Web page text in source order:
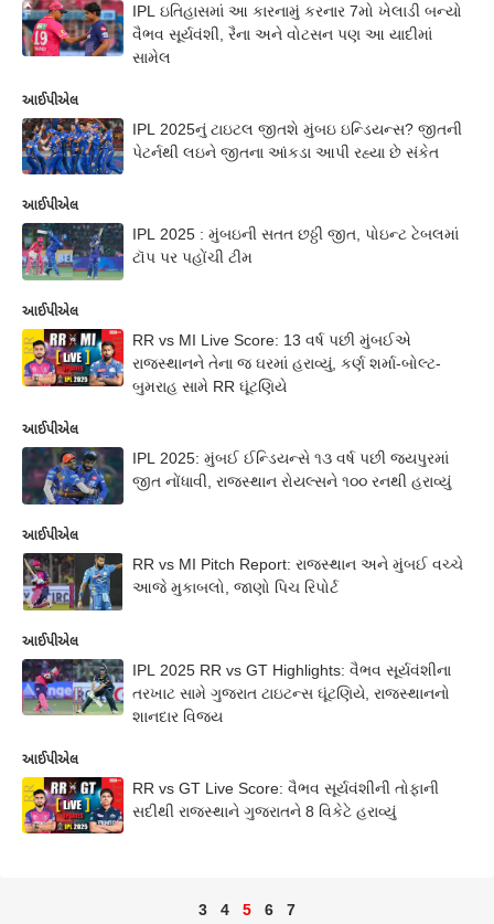
IPL ઇતિહાસમાં આ કારનામું કરનાર 7મો ખેલાડી બન્યો
વૈભવ સૂર્યવંશી, રૈના અને વોટસન પણ આ યાદીમાં
સામેલ
આઈપીએલ
IPL 2025નું ટાઇટલ જીતશે મુંબઇ ઇન્ડિયન્સ? જીતની
પેટર્નથી લઇને જીતના આંકડા આપી રહ્યા છે સંકેત
આઈપીએલ
IPL 2025 : મુંબઇની સતત છઠ્ઠી જીત, પોઇન્ટ ટેબલમાં
ટૉપ પર પહોંચી ટીમ
આઈપીએલ
RR vs MI Live Score: 13 વર્ષ પછી મુંબઈએ
રાજસ્થાનને તેના જ ઘરમાં હરાવ્યું, કર્ણ શર્મા-બોલ્ટ-
બુમરાહ સામે RR ઘૂંટણિયે
આઈપીએલ
IPL 2025: મુંબઈ ઈન્ડિયન્સે ૧૩ વર્ષ પછી જયપુરમાં
જીત નોંધાવી, રાજસ્થાન રોયલ્સને ૧૦૦ રનથી હરાવ્યું
આઈપીએલ
RR vs MI Pitch Report: રાજસ્થાન અને મુંબઈ વચ્ચે
આજે મુકાબલો, જાણો પિચ રિપોર્ટ
આઈપીએલ
IPL 2025 RR vs GT Highlights: વૈભવ સૂર્યવંશીના
તરખાટ સામે ગુજરાત ટાઇટન્સ ઘૂંટણિયે, રાજસ્થાનનો
શાનદાર વિજય
આઈપીએલ
RR vs GT Live Score: વૈભવ સૂર્યવંશીની તોફાની
સદીથી રાજસ્થાને ગુજરાતને 8 વિકેટે હરાવ્યું
3 4 5 6 7